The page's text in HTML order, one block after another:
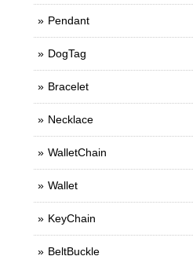
Pendant
DogTag
Bracelet
Necklace
WalletChain
Wallet
KeyChain
BeltBuckle